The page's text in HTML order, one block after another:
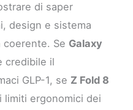
di saper
design e sistema
coerente. Se Galaxy
credibile il
GLP-1, se Z Fold 8
limiti ergonomici dei